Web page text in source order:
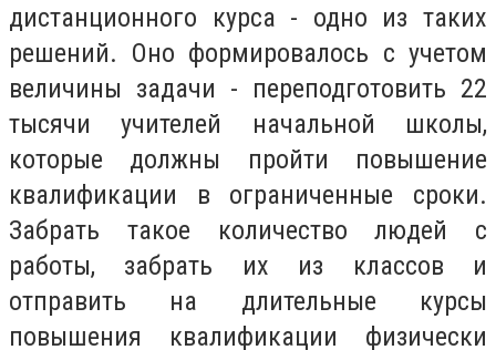
дистанционного курса - одно из таких
решений. Оно формировалось с учетом
величины задачи - переподготовить 22
тысячи учителей начальной школы,
которые должны пройти повышение
квалификации в ограниченные сроки.
Забрать такое количество людей с
работы, забрать их из классов и
отправить на длительные курсы
повышения квалификации физически